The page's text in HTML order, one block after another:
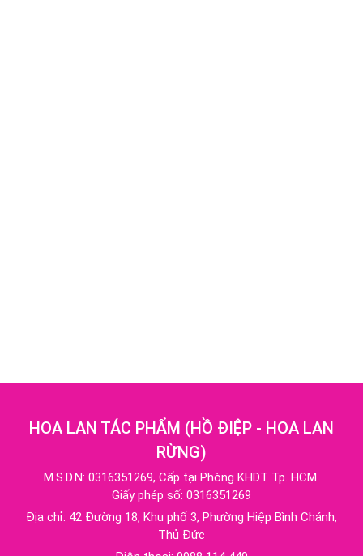
HOA LAN TÁC PHẨM (HỒ ĐIỆP - HOA LAN
RỪNG)
M.S.D.N: 0316351269, Cấp tại Phòng KHDT Tp. HCM.
Giấy phép số: 0316351269
Địa chỉ: 42 Đường 18, Khu phố 3, Phường Hiệp Bình Chánh,
Thủ Đức